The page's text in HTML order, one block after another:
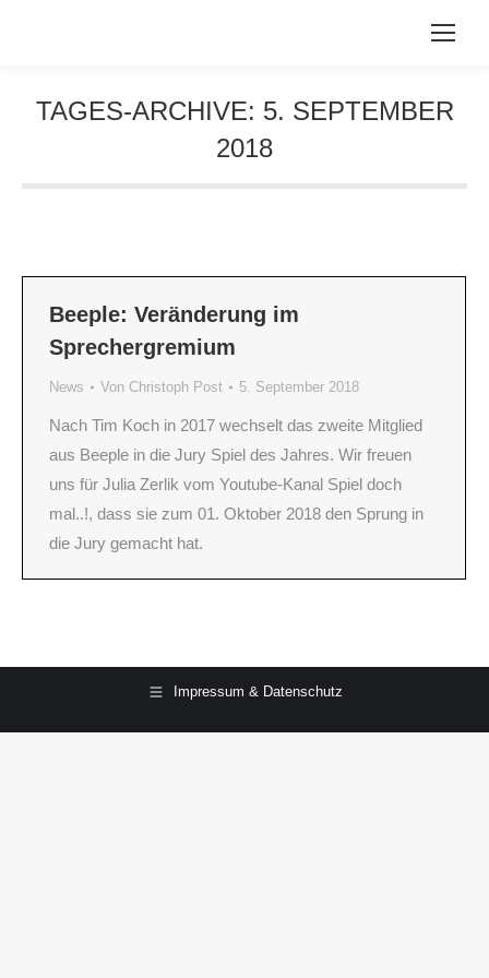
TAGES-ARCHIVE: 5. SEPTEMBER
2018
Beeple: Veränderung im
Sprechergremium
News Von Christoph Post 5. September 2018
Nach Tim Koch in 2017 wechselt das zweite Mitglied
aus Beeple in die Jury Spiel des Jahres. Wir freuen
uns für Julia Zerlik vom Youtube-Kanal Spiel doch
mal..!, dass sie zum 01. Oktober 2018 den Sprung in
die Jury gemacht hat.
Impressum & Datenschutz